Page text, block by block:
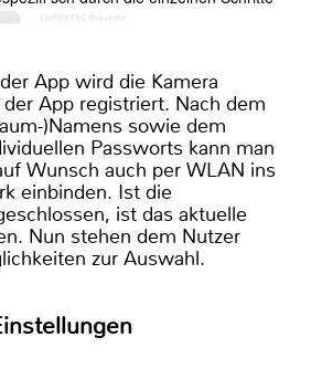
App wird die Kamera
App registriert. Nach dem
)Namens sowie dem
Passworts kann man
Wunsch auch per WLAN ins
einbinden. Ist die
ist das aktuelle
Nun stehen dem Nutzer
zur Auswahl.